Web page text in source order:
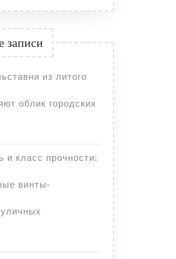
записи
из литого
облик городских
класс прочности:
винты-